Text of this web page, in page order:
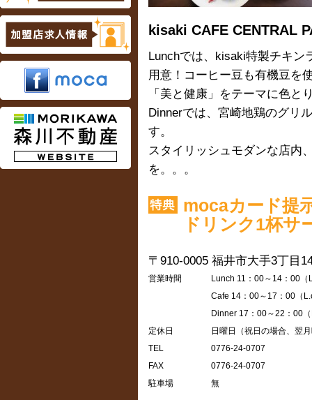
kisaki CAFE CENTRAL
Lunchでは、kisaki特製チキン
用意！コーヒー豆も有機豆を
「美と健康」をテーマに色と
Dinnerでは、宮崎地鶏のグリ
す。
スタイリッシュモダンな店内
を。。。
mocaカード提
ドリンク1杯サ
〒910-0005 福井市大手3丁目
営業時間
Lunch 11：00～14：00（
Cafe 14：00～17：00（
Dinner 17：00～22：00
定休日
日曜日（祝日の場合、翌
TEL
0776-24-0707
FAX
0776-24-0707
駐車場
無